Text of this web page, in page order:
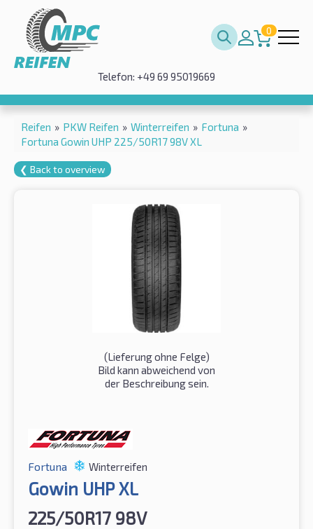
0
Telefon: +49 69 95019669
Reifen » PKW Reifen » Winterreifen » Fortuna »
Fortuna Gowin UHP 225/50R17 98V XL
❮ Back to overview
(Lieferung ohne Felge)
Bild kann abweichend von
der Beschreibung sein.
Fortuna Winterreifen
Gowin UHP XL
225/50R17 98V